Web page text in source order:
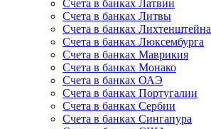
Счета в банках Латвии
Счета в банках Литвы
Счета в банках Лихтенштейна
Счета в банках Люксембурга
Счета в банках Маврикия
Счета в банках Монако
Счета в банках ОАЭ
Счета в банках Португалии
Счета в банках Сербии
Счета в банках Сингапура